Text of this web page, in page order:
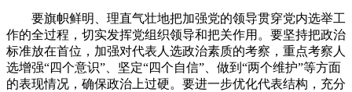
要旗帜鲜明、理直气壮地把加强党的领导贯穿党内选举工
作的全过程，切实发挥党组织领导和把关作用。要坚持把政治
标准放在首位，加强对代表人选政治素质的考察，重点考察人
选增强“四个意识”、坚定“四个自信”、做到“两个维护”等方面
的表现情况，确保政治上过硬。要进一步优化代表结构，充分